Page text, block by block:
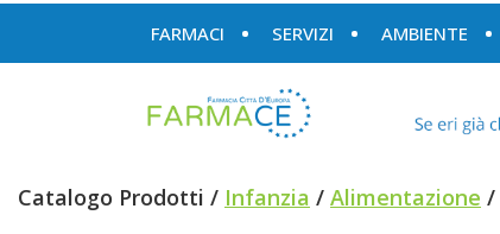
FARMACI SERVIZI AMBIENTE
Catalogo Prodotti / Infanzia / Alimentazione /